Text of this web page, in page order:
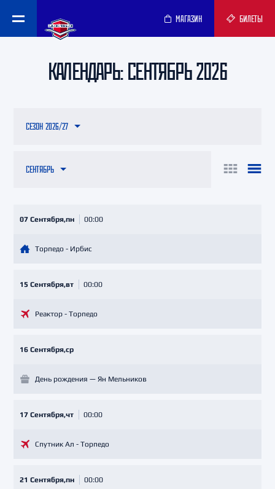
МАГАЗИН БИЛЕТЫ
КАЛЕНДАРЬ: СЕНТЯБРЬ 2026
СЕНТЯБРЬ
СЕЗОН 2026/27
07 Сентября,пн 00:00
Торпедо - Ирбис
15 Сентября,вт 00:00
Реактор - Торпедо
16 Сентября,ср
День рождения — Ян Мельников
17 Сентября,чт 00:00
Спутник Ал - Торпедо
21 Сентября,пн 00:00